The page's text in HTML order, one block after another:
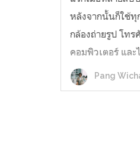
หลังจากนั้นก็ใช้ทุ
กล้องถ่ายรูป โท
คอมพิวเตอร์ แล
เป็นปีเริ่มต้นกลับ
Pang